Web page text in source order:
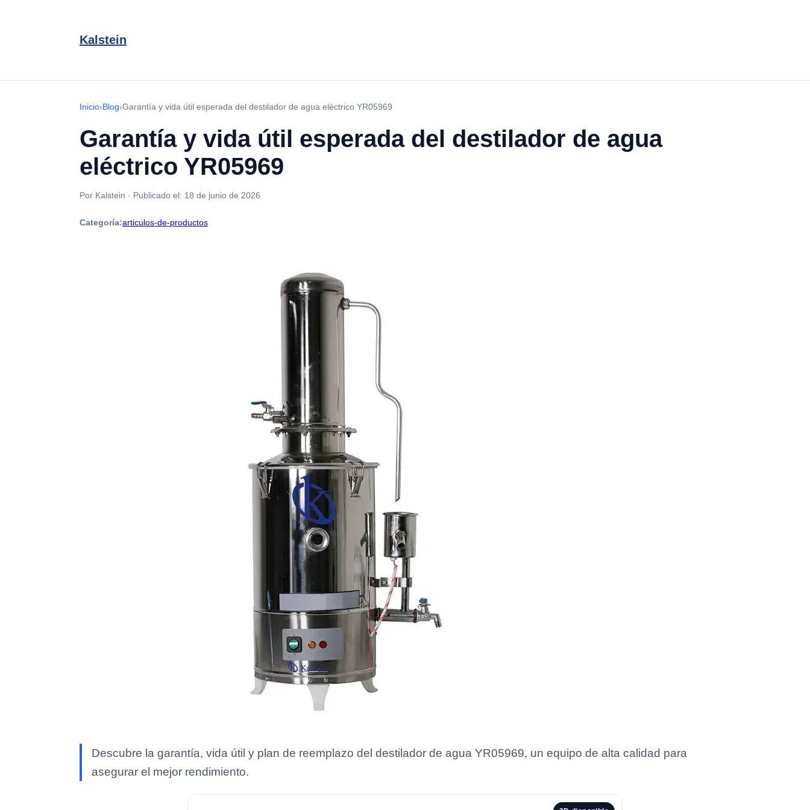
Kalstein
Inicio›Blog›Garantía y vida útil esperada del destilador de agua eléctrico YR05969
Garantía y vida útil esperada del destilador de agua
eléctrico YR05969
Por Kalstein · Publicado el: 18 de junio de 2026
Categoría:articulos-de-productos
Descubre la garantía, vida útil y plan de reemplazo del destilador de agua YR05969, un equipo de alta calidad para
asegurar el mejor rendimiento.